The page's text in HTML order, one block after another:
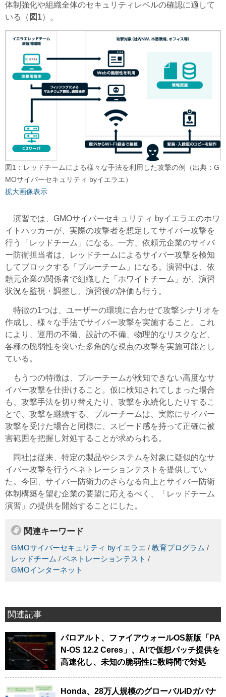
体制強化や組織全体のセキュリティレベルの確認に適して
いる（ 図1）。
図1：レッドチームによる様々な手法を利用した攻撃の例（出典：G
MOサイバーセキュリティ byイエラエ）
拡大画像表示
演習では、GMOサイバーセキュリティ byイエラエのホワ
イトハッカーが、実際の攻撃者を想定してサイバー攻撃を
行う「レッドチーム」になる。一方、依頼元企業のサイバ
ー防衛担当者は、レッドチームによるサイバー攻撃を検知
してブロックする「ブルーチーム」になる。演習中は、依
頼元企業の関係者で組織した「ホワイトチーム」が、演習
状況を監視・調整し、演習後の評価も行う。
特徴の1つは、ユーザーの環境に合わせて攻撃シナリオを
作成し、様々な手法でサイバー攻撃を実施すること。これ
により、運用の不備、設計の不備、物理的なリスクなど、
各種の脆弱性を突いた多角的な視点の攻撃を実施可能とし
ている。
もうつの特徴は、ブルーチームが検知できない高度なサ
イバー攻撃を仕掛けること。仮に検知されてしまった場合
も、攻撃手法を切り替えたり、攻撃を永続化したりするこ
とで、攻撃を継続する。ブルーチームは、実際にサイバー
攻撃を受けた場合と同様に、スピード感を持って正確に被
害範囲を把握し対処することが求められる。
同社は従来、特定の製品やシステムを対象に疑似的なサ
イバー攻撃を行うペネトレーションテストを提供してい
た。今回、サイバー防衛力のさらなる向上とサイバー防衛
体制構築を望む企業の要望に応えるべく、「レッドチーム
演習」の提供を開始することにした。
関連キーワード
GMOサイバーセキュリティ byイエラエ / 教育プログラム /
レッドチーム / ペネトレーションテスト /
GMOインターネット
関連記事
パロアルト、ファイアウォールOS新版「PA
N-OS 12.2 Ceres」、AIで仮想パッチ提供を
高速化し、未知の脆弱性に数時間で対処
Honda、28万人規模のグローバルIDガバナ